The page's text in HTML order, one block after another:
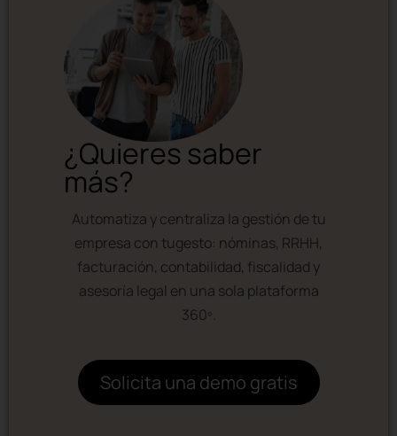
¿Quieres saber
más?
Automatiza y centraliza la gestión de tu
empresa con tugesto: nóminas, RRHH,
facturación, contabilidad, fiscalidad y
asesoría legal en una sola plataforma
360º.
Solicita una demo gratis